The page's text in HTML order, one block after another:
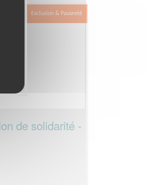
Exclusion & Pauvreté
de solidarité -